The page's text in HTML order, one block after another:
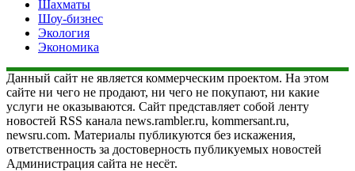
Шахматы
Шоу-бизнес
Экология
Экономика
Данный сайт не является коммерческим проектом. На этом
сайте ни чего не продают, ни чего не покупают, ни какие
услуги не оказываются. Сайт представляет собой ленту
новостей RSS канала news.rambler.ru, kommersant.ru,
newsru.com. Материалы публикуются без искажения,
ответственность за достоверность публикуемых новостей
Администрация сайта не несёт.